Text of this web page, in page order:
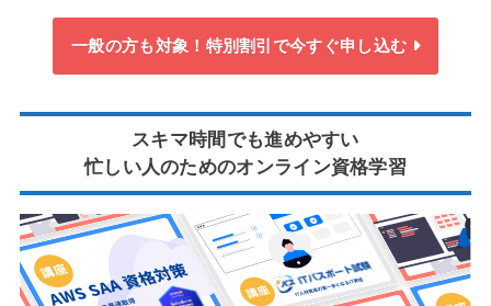
一般の方も対象！特別割引で今すぐ申し込む
スキマ時間でも進めやすい
忙しい人のためのオンライン資格学習